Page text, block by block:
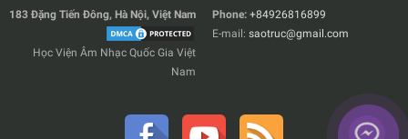
Phone: +84926816899
E-mail: saotruc@gmail.com
183 Đặng Tiến Đông, Hà Nội, Việt Nam
Học Viện Âm Nhạc Quốc Gia Việt
Nam